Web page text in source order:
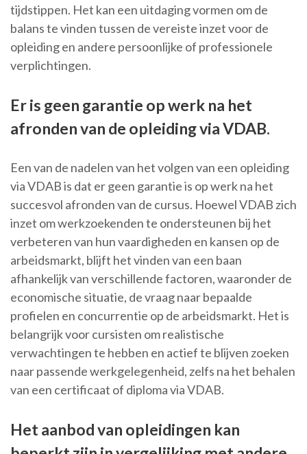
tijdstippen. Het kan een uitdaging vormen om de
balans te vinden tussen de vereiste inzet voor de
opleiding en andere persoonlijke of professionele
verplichtingen.
Er is geen garantie op werk na het
afronden van de opleiding via VDAB.
Een van de nadelen van het volgen van een opleiding
via VDAB is dat er geen garantie is op werk na het
succesvol afronden van de cursus. Hoewel VDAB zich
inzet om werkzoekenden te ondersteunen bij het
verbeteren van hun vaardigheden en kansen op de
arbeidsmarkt, blijft het vinden van een baan
afhankelijk van verschillende factoren, waaronder de
economische situatie, de vraag naar bepaalde
profielen en concurrentie op de arbeidsmarkt. Het is
belangrijk voor cursisten om realistische
verwachtingen te hebben en actief te blijven zoeken
naar passende werkgelegenheid, zelfs na het behalen
van een certificaat of diploma via VDAB.
Het aanbod van opleidingen kan